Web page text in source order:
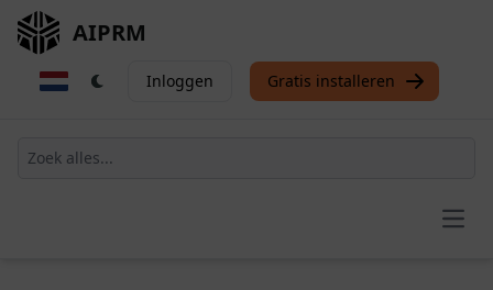
AIPRM
Inloggen Gratis installeren